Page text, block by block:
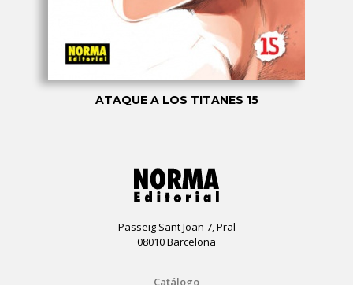
ATAQUE A LOS TITANES 15
Passeig Sant Joan 7, Pral
08010 Barcelona
Catálogo